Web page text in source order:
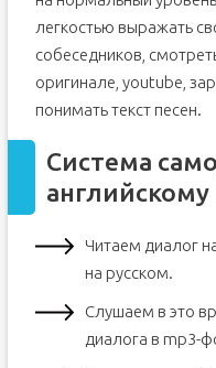
легкостью выражать
собеседников,
оригинале, youtube,
понимать текст песен.
Система
английскому
Читаем диалог
на русском.
Слушаем в это
диалога в mp3-